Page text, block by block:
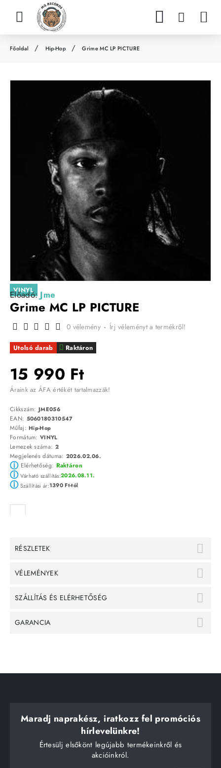
Hip-Hop Grime MC LP PICTURE
VINYL
Előadó: Jme
Grime MC LP PICTURE
Raktáron
Utolsó darab
0 vélemény - Írj véleményt a termékről!
15 990 Ft
Áraink az ÁFA értékét tartalmazzák!
Cikkszám: JME056
EAN: 5060180310547
Műfaj:Hip-Hop
Formátum: VINYL
Lemezek száma: 2
Megjelenés dátuma: 2026.02.06.
ⓘElérhetőség: Raktáron
ⓘVárható szállítás:2026.08.11.
ⓘSzállítási ár:1390 Ft-tól
RÉSZLETEK
VÉLEMÉNYEK
SZÁLLÍTÁS ÉS ELÉRHETŐSÉG
GARANCIA
Maradj naprakész, iratkozz fel promóciós
hírlevelünkre!
Értesülj elsőkönt legújabb termékeinkről és
akcióinkról.